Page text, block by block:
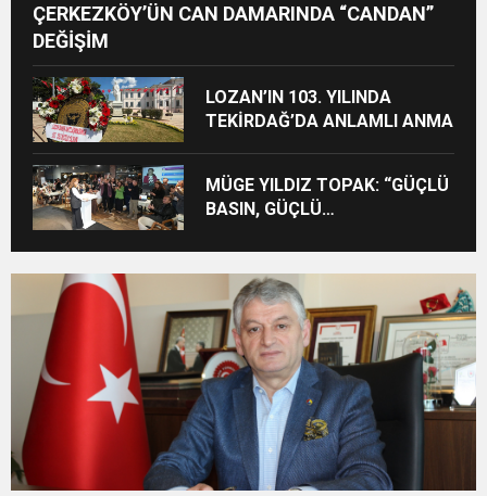
ÇERKEZKÖY’ÜN CAN DAMARINDA “CANDAN”
DEĞİŞİM
LOZAN’IN 103. YILINDA
TEKİRDAĞ’DA ANLAMLI ANMA
MÜGE YILDIZ TOPAK: “GÜÇLÜ
BASIN, GÜÇLÜ
TEMİNATIDIR!”